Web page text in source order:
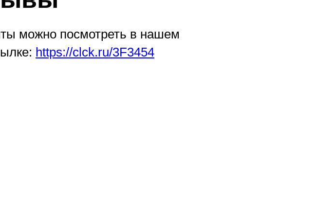
можно посмотреть в нашем
https://clck.ru/3F3454